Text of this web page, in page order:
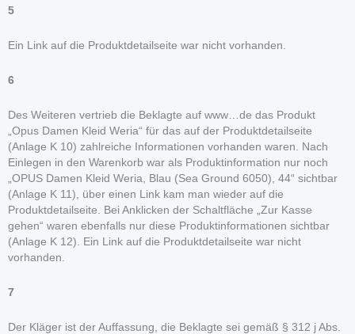
5
Ein Link auf die Produktdetailseite war nicht vorhanden.
6
Des Weiteren vertrieb die Beklagte auf www…de das Produkt
„Opus Damen Kleid Weria“ für das auf der Produktdetailseite
(Anlage K 10) zahlreiche Informationen vorhanden waren. Nach
Einlegen in den Warenkorb war als Produktinformation nur noch
„OPUS Damen Kleid Weria, Blau (Sea Ground 6050), 44“ sichtbar
(Anlage K 11), über einen Link kam man wieder auf die
Produktdetailseite. Bei Anklicken der Schaltfläche „Zur Kasse
gehen“ waren ebenfalls nur diese Produktinformationen sichtbar
(Anlage K 12). Ein Link auf die Produktdetailseite war nicht
vorhanden.
7
Der Kläger ist der Auffassung, die Beklagte sei gemäß § 312 j Abs.